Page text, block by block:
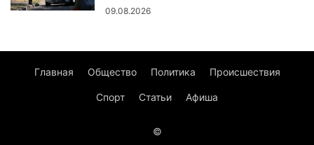
09.08.2026
Главная Общество Политика Происшествия
Спорт Статьи Афиша
©